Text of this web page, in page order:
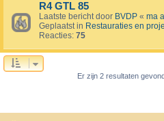
R4 GTL 85
Laatste bericht door BVDP « ma
Geplaatst in Restauraties en
Reacties: 75
Er zijn 2 resultaten